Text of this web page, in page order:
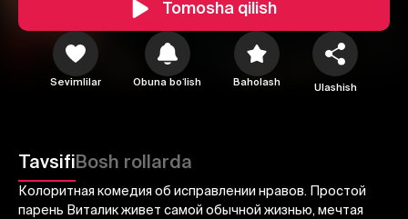
Tomosha qilish
Sevimlilar Obuna boʻlish Baholash Ulashish
TavsifiBosh rollarda
Колоритная комедия об исправлении нравов. Простой
парень Виталик живет самой обычной жизнью, мечтая
Yuborish
Bekor qilish